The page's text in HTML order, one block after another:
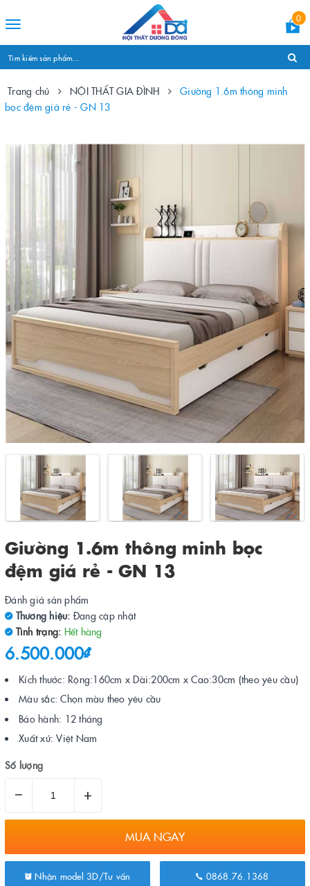
Toggle
0
Trang chủ NỘI THẤT GIA ĐÌNH
Giường 1.6m thông minh
bọc đệm giá rẻ - GN 13
Giường 1.6m thông minh bọc
đệm giá rẻ - GN 13
Đánh giá sản phẩm
Thương hiệu: Đang cập nhật
Tình trạng: Hết hàng
6.500.000₫
Kích thước: Rộng:160cm x Dài:200cm x Cao:30cm (theo yêu cầu)
Màu sắc: Chọn màu theo yêu cầu
Bảo hành: 12 tháng
Xuất xứ: Việt Nam
Số lượng
– +
MUA NGAY
Nhận model 3D/Tư vấn 0868.76.1368